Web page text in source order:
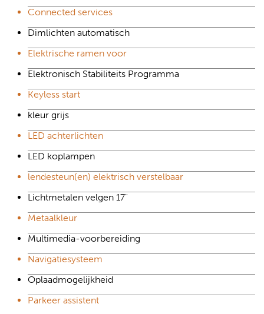
Connected services
Dimlichten automatisch
Elektrische ramen voor
Elektronisch Stabiliteits Programma
Keyless start
kleur grijs
LED achterlichten
LED koplampen
lendesteun(en) elektrisch verstelbaar
Lichtmetalen velgen 17"
Metaalkleur
Multimedia-voorbereiding
Navigatiesysteem
Oplaadmogelijkheid
Parkeer assistent